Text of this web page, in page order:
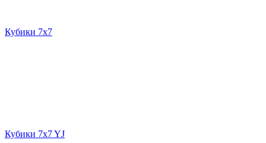
Кубики 7x7
Кубики 7x7 YJ